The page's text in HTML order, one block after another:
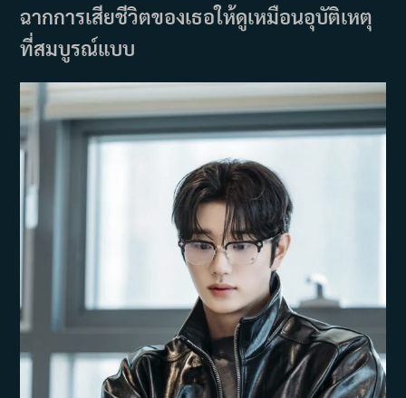
ฉากการเสียชีวิตของเธอให้ดูเหมือนอุบัติเหตุ
ที่สมบูรณ์แบบ